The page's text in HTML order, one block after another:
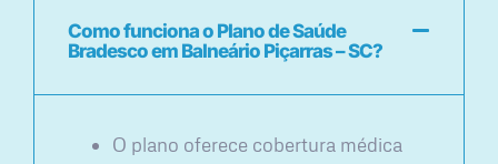
Como funciona o Plano de Saúde
Bradesco em Balneário Piçarras – SC?
O plano oferece cobertura médica